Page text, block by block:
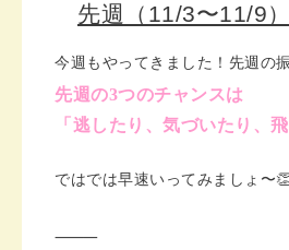
先週（11/3〜11/9
今週もやってきました！先週の
先週の3つのチャンスは
「逃したり、気づいたり、
ではでは早速いってみましょ〜👏
⸻